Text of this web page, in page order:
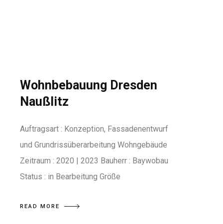
Wohnbebauung Dresden
Naußlitz
Auftragsart : Konzeption, Fassadenentwurf
und Grundrissüberarbeitung Wohngebäude
Zeitraum : 2020 | 2023 Bauherr : Baywobau
Status : in Bearbeitung Größe
READ MORE